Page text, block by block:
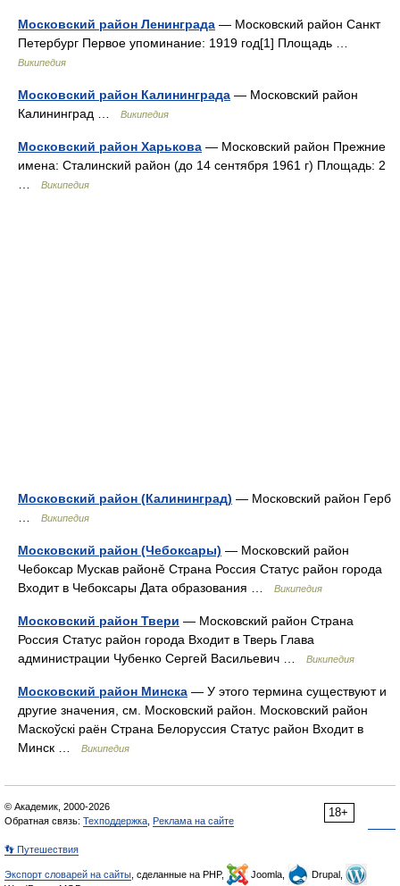
Московский район Ленинграда — Московский район Санкт
Петербург Первое упоминание: 1919 год[1] Площадь …
Википедия
Московский район Калининграда — Московский район
Калининград …
Википедия
Московский район Харькова — Московский район Прежние
имена: Сталинский район (до 14 сентября 1961 г) Площадь: 2
Википедия
Московский район (Калининград) — Московский район Герб
Википедия
Московский район (Чебоксары) — Московский район
Чебоксар Мускав районě Страна Россия Статус район города
Входит в Чебоксары Дата образования …
Википедия
Московский район Твери — Московский район Страна
Россия Статус район города Входит в Тверь Глава
администрации Чубенко Сергей Васильевич …
Википедия
Московский район Минска — У этого термина существуют и
другие значения, см. Московский район. Московский район
Маскоўскі раён Страна Белоруссия Статус район Входит в
Минск …
Википедия
18+
© Академик, 2000-2026
Обратная связь: Техподдержка Реклама на сайте
👣 Путешествия
Экспорт словарей на сайты , сделанные на PHP, Joomla,
Drupal,